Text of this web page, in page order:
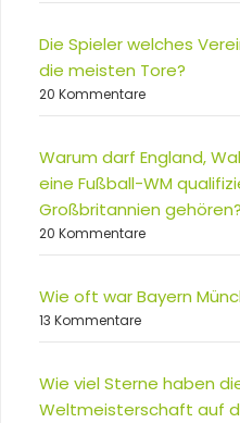
Die Spieler welches
die meisten Tore?
20 Kommentare
Warum darf England,
eine Fußball-WM
Großbritannien gehören?
20 Kommentare
Wie oft war Bayern
13 Kommentare
Wie viel Sterne haben
Weltmeisterschaft auf